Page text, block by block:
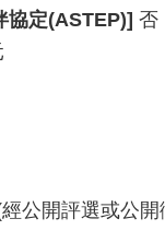
協定(ASTEP)] 否
公開評選或公開